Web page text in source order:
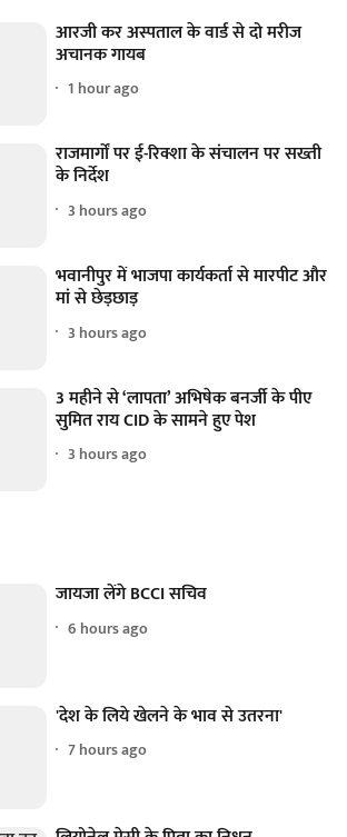
आरजी कर अस्पताल के वार्ड से दो मरीज
अचानक गायब
1 hour ago
राजमार्गों पर ई-रिक्शा के संचालन पर सख्ती
के निर्देश
3 hours ago
भवानीपुर में भाजपा कार्यकर्ता से मारपीट और
मां से छेड़छाड़
3 hours ago
3 महीने से ‘लापता’ अभिषेक बनर्जी के पीए
सुमित राय CID के सामने हुए पेश
3 hours ago
जायजा लेंगे BCCI सचिव
6 hours ago
'देश के लिये खेलने के भाव से उतरना'
7 hours ago